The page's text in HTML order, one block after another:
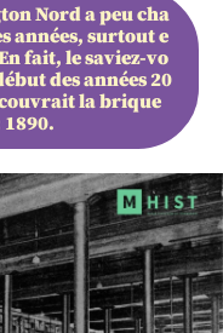
Nord a peu cha
années, surtout e
fait, le saviez-vo
des années 20
la brique
1890.